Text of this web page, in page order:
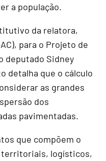
a população.
da relatora,
para o Projeto de
deputado Sidney
detalha que o cálculo
as grandes
dos
pavimentadas.
que compõem o
territoriais, logísticos,